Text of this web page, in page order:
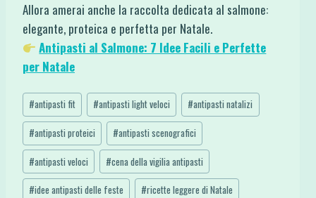
Allora amerai anche la raccolta dedicata al salmone:
elegante, proteica e perfetta per Natale.
Antipasti al Salmone: 7 Idee Facili e Perfette
per Natale
Tag
articolo:
#antipasti fit #antipasti light veloci #antipasti natalizi
#antipasti proteici #antipasti scenografici
#antipasti veloci #cena della vigilia antipasti
#idee antipasti delle feste #ricette leggere di Natale